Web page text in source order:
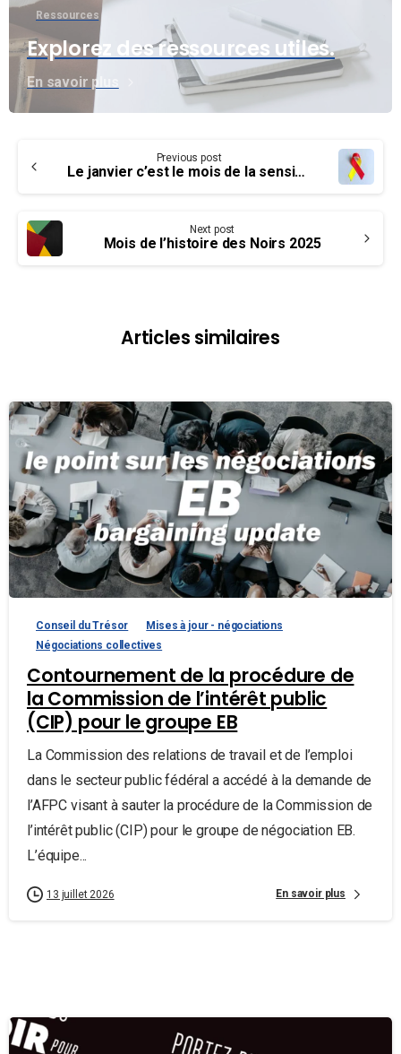
Ressources
Explorez des ressources utiles.
En savoir plus
Reading
Previous post
Le janvier c’est le mois de la sensibilisation au cancer des pompiers
Next post
Mois de l’histoire des Noirs 2025
Articles similaires
Conseil du Trésor
Mises à jour - négociations
Négociations collectives
Contournement de la procédure de
la Commission de l’intérêt public
(CIP) pour le groupe EB
La Commission des relations de travail et de l’emploi
dans le secteur public fédéral a accédé à la demande de
l’AFPC visant à sauter la procédure de la Commission de
l’intérêt public (CIP) pour le groupe de négociation EB.
L’équipe...
13 juillet 2026 En savoir plus